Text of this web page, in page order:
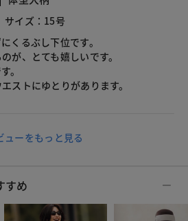
サイズ：15号
くるぶし下位です。
が、とても嬉しいです。
。
ストにゆとりがあります。
ューをもっと見る
すめ